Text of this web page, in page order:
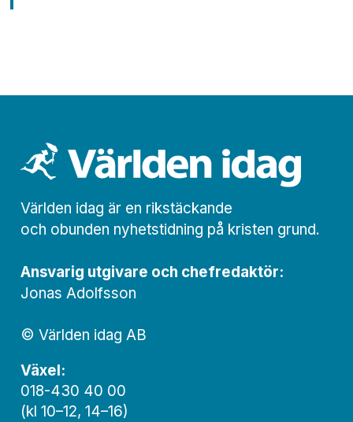
Världen idag är en rikstäckande
och obunden nyhets­­­tidning på kristen grund.
Ansvarig utgivare och chef­redaktör:
Jonas Adolfsson
© Världen idag AB
Växel:
018-430 40 00
(kl 10–12, 14–16)